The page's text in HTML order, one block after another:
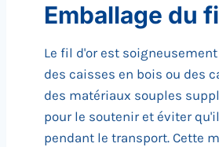
Emballage du
Le fil d'or est
des caisses en bois ou des
des matériaux souples
pour le soutenir et éviter
pendant le transport. Cette